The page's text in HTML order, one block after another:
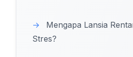
→
Mengapa Lansia
Stres?